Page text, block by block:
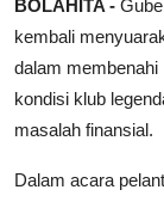
BOLAHITA -
kembali
dalam
kondisi klub
masalah finansial.
Dalam acara